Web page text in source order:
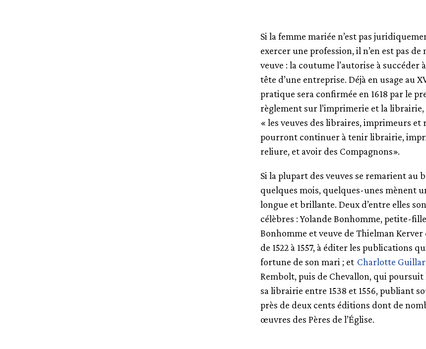
Si la femme mariée n’est pas
exercer une profession, il n’en est pas de
veuve : la coutume l’autorise à succéder
tête d’une entreprise. Déjà en usage au
pratique sera confirmée en 1618 par le
règlement sur l’imprimerie et la
« les veuves des libraires, imprimeurs et
pourront continuer à tenir librairie,
reliure, et avoir des Compagnons».
Si la plupart des veuves se remarient au
quelques mois, quelques-unes mènent
longue et brillante. Deux d’entre elles
célèbres : Yolande Bonhomme, petite-
Bonhomme et veuve de Thielman
de 1522 à 1557, à éditer les publications
fortune de son mari ; et Charlotte
Rembolt, puis de Chevallon, qui poursuit
sa librairie entre 1538 et 1556, publiant
près de deux cents éditions dont de
œuvres des Pères de l’Église.